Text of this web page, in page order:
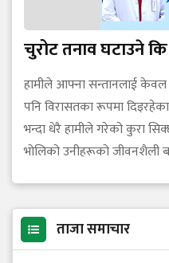
चुरोट तनाव घटाउने
हामीले आफ्ना सन्तानलाई केवल
पनि विरासतका रूपमा
भन्दा धेरै हामीले गरेको कुरा
भोलिको उनीहरूको जीवनशैली
ताजा समाचार